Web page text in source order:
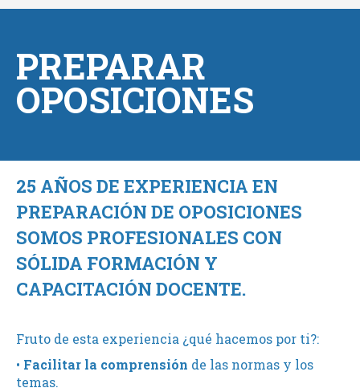
PREPARAR
OPOSICIONES
25 AÑOS DE EXPERIENCIA EN
PREPARACIÓN DE OPOSICIONES
SOMOS PROFESIONALES CON
SÓLIDA FORMACIÓN Y
CAPACITACIÓN DOCENTE.
Fruto de esta experiencia ¿qué hacemos por ti?:
• Facilitar la comprensión de las normas y los
temas.